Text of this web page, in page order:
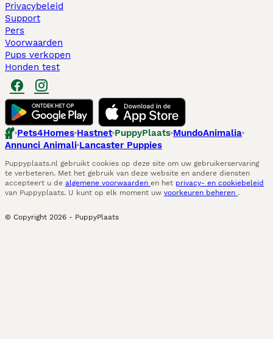
Privacybeleid
Support
Pers
Voorwaarden
Pups verkopen
Honden test
Pets4Homes Hastnet PuppyPlaats MundoAnimalia
Annunci Animali Lancaster Puppies
Puppyplaats.nl gebruikt cookies op deze site om uw gebruikerservaring
te verbeteren. Met het gebruik van deze website en andere diensten
accepteert u de algemene voorwaarden en het privacy- en cookiebeleid
van Puppyplaats. U kunt op elk moment uw voorkeuren beheren .
© Copyright 2026 - PuppyPlaats